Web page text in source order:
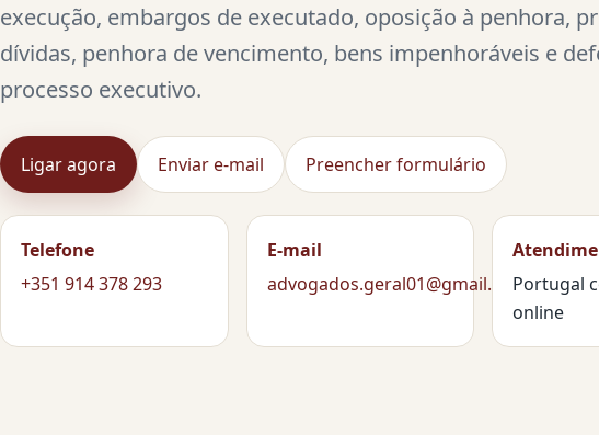
execução, embargos de executado, oposição à penhora,
dívidas, penhora de vencimento, bens impenhoráveis e
processo executivo.
Ligar agora Enviar e-mail Preencher formulário
Telefone
+351 914 378 293
E-mail
advogados.geral01@gmail.comPortugal
online